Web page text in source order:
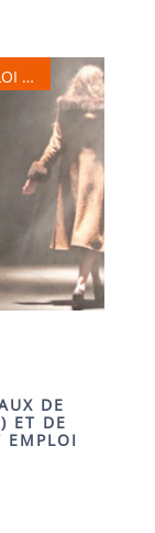
…
DE
ET DE
EMPLOI